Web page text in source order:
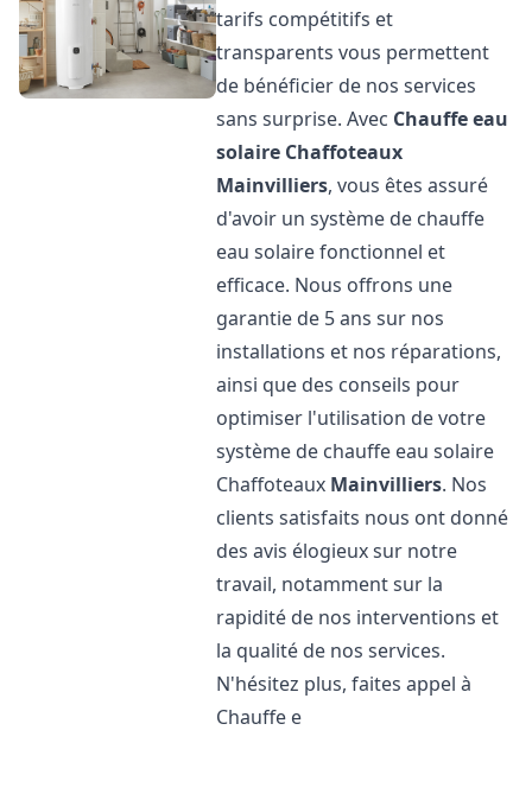
tarifs compétitifs et
transparents vous permettent
de bénéficier de nos services
sans surprise. Avec Chauffe eau
solaire Chaffoteaux
Mainvilliers, vous êtes assuré
d'avoir un système de chauffe
eau solaire fonctionnel et
efficace. Nous offrons une
garantie de 5 ans sur nos
installations et nos réparations,
ainsi que des conseils pour
optimiser l'utilisation de votre
système de chauffe eau solaire
Chaffoteaux Mainvilliers. Nos
clients satisfaits nous ont donné
des avis élogieux sur notre
travail, notamment sur la
rapidité de nos interventions et
la qualité de nos services.
N'hésitez plus, faites appel à
Chauffe e